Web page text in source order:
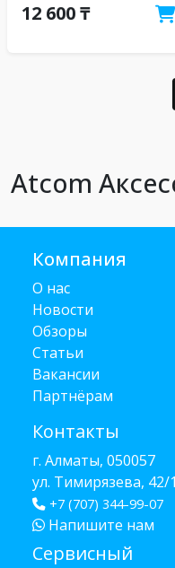
12 600 ₸
Atcom
Компания
О нас
Новости
Обзоры
Статьи
Вакансии
Партнёрам
Контакты
г. Алматы, 050057
ул. Тимирязева, 42/
+7 (707) 344-99-07
Напишите нам
Сервисный